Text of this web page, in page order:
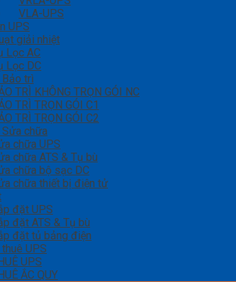
VLA-UPS
UPS
giải nhiệt
Lọc AC
Lọc DC
trì
TRÌ KHÔNG TRỌN GÓI NC
TRÌ TRỌN GÓI C1
TRÌ TRỌN GÓI C2
chữa
chữa UPS
chữa ATS & Tụ bù
chữa bộ sạc DC
chữa thiết bị điện tử
đặt UPS
đặt ATS & Tụ bù
đặt tủ bảng điện
UPS
UPS
ẮC QUY